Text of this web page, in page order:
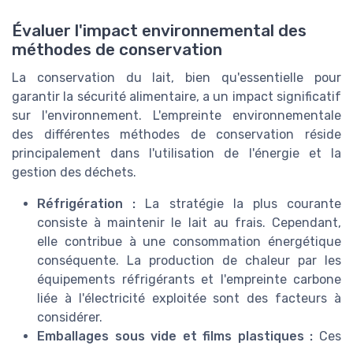
Évaluer l'impact environnemental des
méthodes de conservation
La conservation du lait, bien qu'essentielle pour
garantir la sécurité alimentaire, a un impact significatif
sur l'environnement. L'empreinte environnementale
des différentes méthodes de conservation réside
principalement dans l'utilisation de l'énergie et la
gestion des déchets.
Réfrigération : La stratégie la plus courante
consiste à maintenir le lait au frais. Cependant,
elle contribue à une consommation énergétique
conséquente. La production de chaleur par les
équipements réfrigérants et l'empreinte carbone
liée à l'électricité exploitée sont des facteurs à
considérer.
Emballages sous vide et films plastiques : Ces